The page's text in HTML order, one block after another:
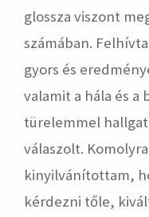
glossza viszont
számában.
gyors és
valamit a hála és a
türelemmel
válaszolt.
kinyilvánítottam,
kérdezni tőle,